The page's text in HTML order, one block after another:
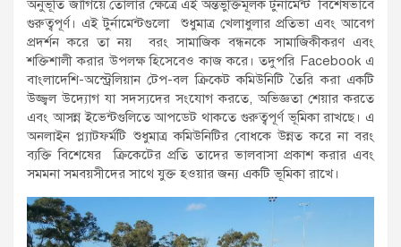
অনুভূতি জাগিয়ে তোলার ক্ষেত্রে এই অন্তর্ভুক্তিমূলক টুর্নামেন্ট বিশেষভাবে
গুরুত্বপূর্ণ। এই টুর্নামেন্টগুলো শুধুমাত্র খেলাধুলার প্রতিভা এবং আবেগ
প্রদর্শন করে তা নয় বরং সামাজিক বন্ধনকে সামাজিকীকরণ এবং
শক্তিশালী করার উপলক্ষ হিসেবেও কাজ করে। তদুপরি Facebook এ
বাংলাদেশি-অস্ট্রেলিয়ান টেপ-বল ক্রিকেট কমিউনিটি তৈরি করা একটি
উজ্জ্বল উদ্যোগ যা সদস্যদের সংযোগ করতে, অভিজ্ঞতা শেয়ার করতে
এবং আসন্ন ইভেন্টগুলিতে আপডেট থাকতে গুরুত্বপূর্ণ ভূমিকা রাখছে। এ
অনলাইন প্ল্যাটফর্মটি শুধুমাত্র কমিউনিটির বোধকে উন্নত করে না বরং
ব্যক্তি বিশেষের ক্রিকেটের প্রতি তাদের ভালবাসা প্রকাশ করার এবং
সমমনা সমবয়সীদের সাথে যুক্ত হওয়ার জন্য একটি ভূমিকা রাখে।